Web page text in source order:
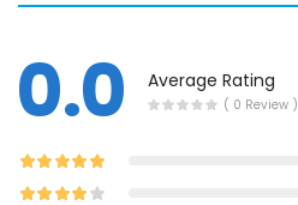
0.0 Average Rating
( 0 Review )